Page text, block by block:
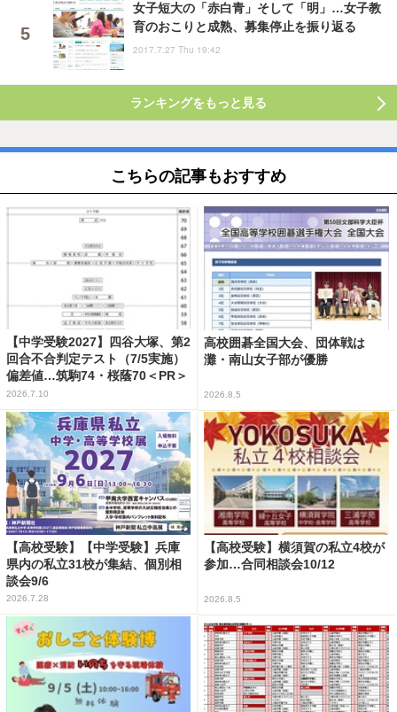
女子短大の「赤白青」そして「明」…女子教
育のおこりと成熟、募集停止を振り返る
2017.7.27 Thu 19:42
ランキングをもっと見る
こちらの記事もおすすめ
【中学受験2027】四谷大塚、第2
回合不合判定テスト（7/5実施）
偏差値…筑駒74・桜蔭70＜PR＞
2026.7.10
高校囲碁全国大会、団体戦は
灘・南山女子部が優勝
2026.8.5
【高校受験】【中学受験】兵庫
県内の私立31校が集結、個別相
談会9/6
2026.7.28
【高校受験】横須賀の私立4校が
参加…合同相談会10/12
2026.8.5